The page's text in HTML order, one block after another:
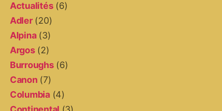
Actualités(6)
Adler(20)
Alpina(3)
Argos(2)
Burroughs(6)
Canon (7)
Columbia(4)